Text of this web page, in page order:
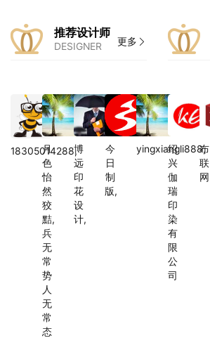
推荐设计师
DESIGNER 更多
18305014288,
月
色
怡
然
狡
黠,
兵
无
常
势
人
无
常
态
博
远
印
花
设
计,
今
日
制
版,
yingxiangli888,
绍
兴
伽
瑞
印
染
有
限
公
司
布
联
网